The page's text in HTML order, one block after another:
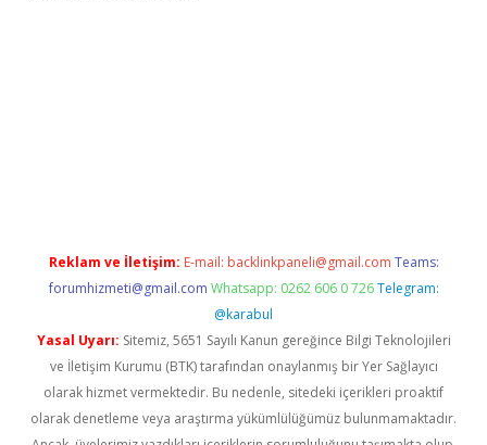
Reklam ve İletişim: E-mail: backlinkpaneli@gmail.com Teams:
forumhizmeti@gmail.com Whatsapp: 0262 606 0 726 Telegram:
@karabul
Yasal Uyarı: Sitemiz, 5651 Sayılı Kanun gereğince Bilgi Teknolojileri
ve İletişim Kurumu (BTK) tarafından onaylanmış bir Yer Sağlayıcı
olarak hizmet vermektedir. Bu nedenle, sitedeki içerikleri proaktif
olarak denetleme veya araştırma yükümlülüğümüz bulunmamaktadır.